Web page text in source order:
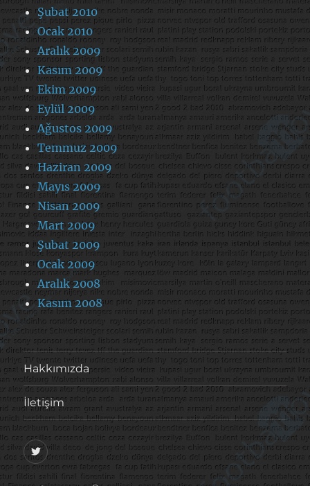
Şubat 2010
Ocak 2010
Aralık 2009
Kasım 2009
Ekim 2009
Eylül 2009
Ağustos 2009
Temmuz 2009
Haziran 2009
Mayıs 2009
Nisan 2009
Mart 2009
Şubat 2009
Ocak 2009
Aralık 2008
Kasım 2008
Hakkımızda
İletişim
@footballove